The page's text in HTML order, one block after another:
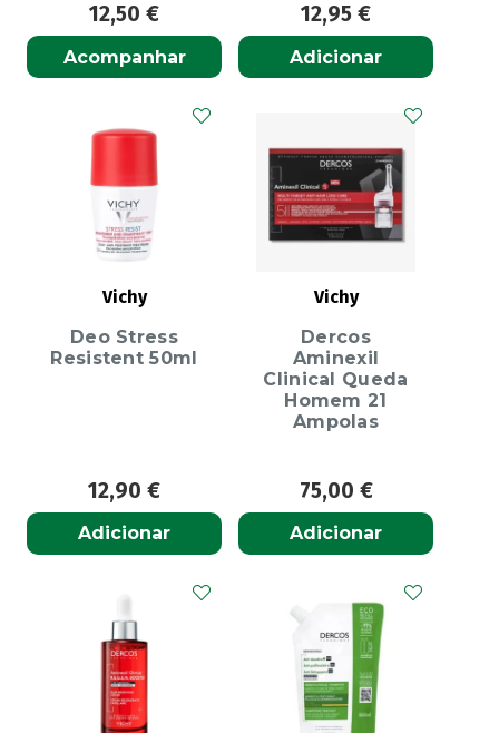
12,50 €
Acompanhar
12,95 €
Adicionar
Vichy
Deo Stress
Resistent 50ml
12,90 €
Adicionar
Vichy
Dercos
Aminexil
Clinical Queda
Homem 21
Ampolas
75,00 €
Adicionar